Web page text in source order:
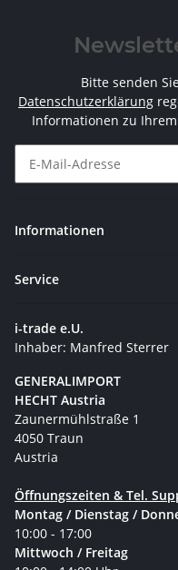
Bitte senden
Datenschutzerklärung
Informationen zu
Informationen
Service
i-trade e.U.
Inhaber: Manfred Sterrer
GENERALIMPORT
HECHT Austria
Zaunermühlstraße 1
4050 Traun
Austria
Öffnungszeiten & Tel.
Montag / Dienstag /
10:00 - 17:00
Mittwoch / Freitag